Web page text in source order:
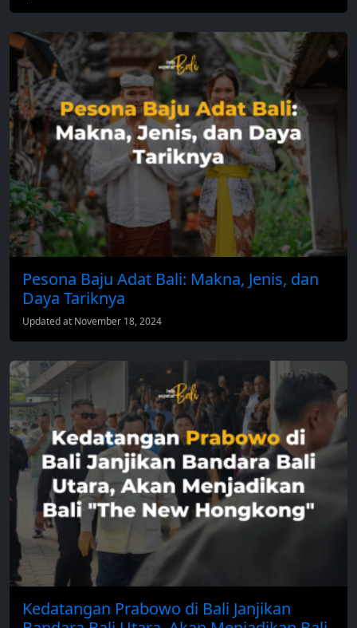
Pesona Baju Adat Bali: Makna, Jenis, dan
Daya Tariknya
Updated at November 18, 2024
Kedatangan Prabowo di Bali Janjikan